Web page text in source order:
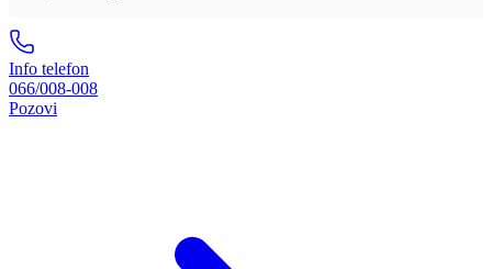
Info telefon
066/008-008
Pozovi